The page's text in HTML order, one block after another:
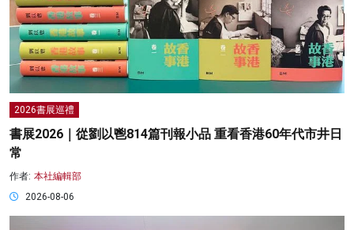
2026書展巡禮
書展2026｜從劉以鬯814篇刊報小品 重看香港60年代市井日
常
作者: 本社編輯部
2026-08-06